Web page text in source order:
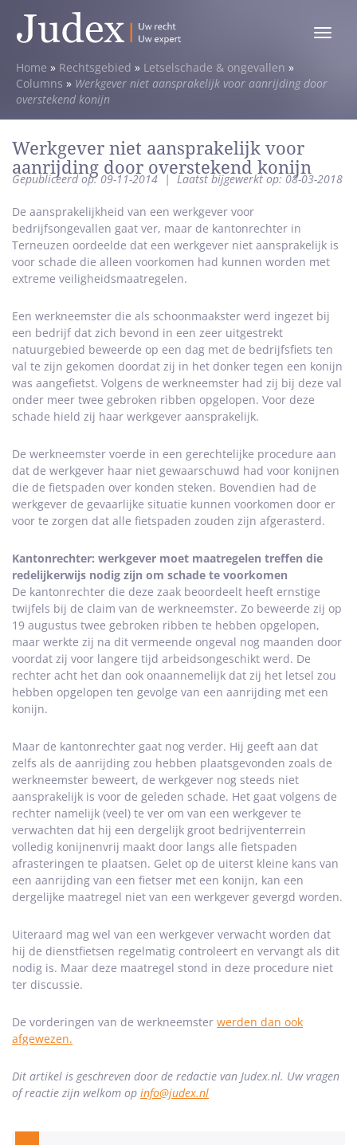
Toggle
Home » Rechtsgebied » Letselschade & ongevallen »
Columns » Werkgever niet aansprakelijk voor aanrijding door
overstekend konijn
Werkgever niet aansprakelijk voor
aanrijding door overstekend konijn
Gepubliceerd op: 09-11-2014 |Laatst bijgewerkt op: 08-03-2018
De aansprakelijkheid van een werkgever voor
bedrijfsongevallen gaat ver, maar de kantonrechter in
Terneuzen oordeelde dat een werkgever niet aansprakelijk is
voor schade die alleen voorkomen had kunnen worden met
extreme veiligheidsmaatregelen.
Een werkneemster die als schoonmaakster werd ingezet bij
een bedrijf dat zich bevond in een zeer uitgestrekt
natuurgebied beweerde op een dag met de bedrijfsfiets ten
val te zijn gekomen doordat zij in het donker tegen een konijn
was aangefietst. Volgens de werkneemster had zij bij deze val
onder meer twee gebroken ribben opgelopen. Voor deze
schade hield zij haar werkgever aansprakelijk.
De werkneemster voerde in een gerechtelijke procedure aan
dat de werkgever haar niet gewaarschuwd had voor konijnen
die de fietspaden over konden steken. Bovendien had de
werkgever de gevaarlijke situatie kunnen voorkomen door er
voor te zorgen dat alle fietspaden zouden zijn afgerasterd.
Kantonrechter: werkgever moet maatregelen treffen die
redelijkerwijs nodig zijn om schade te voorkomen
De kantonrechter die deze zaak beoordeelt heeft ernstige
twijfels bij de claim van de werkneemster. Zo beweerde zij op
19 augustus twee gebroken ribben te hebben opgelopen,
maar werkte zij na dit vermeende ongeval nog maanden door
voordat zij voor langere tijd arbeidsongeschikt werd. De
rechter acht het dan ook onaannemelijk dat zij het letsel zou
hebben opgelopen ten gevolge van een aanrijding met een
konijn.
Maar de kantonrechter gaat nog verder. Hij geeft aan dat
zelfs als de aanrijding zou hebben plaatsgevonden zoals de
werkneemster beweert, de werkgever nog steeds niet
aansprakelijk is voor de geleden schade. Het gaat volgens de
rechter namelijk (veel) te ver om van een werkgever te
verwachten dat hij een dergelijk groot bedrijventerrein
volledig konijnenvrij maakt door langs alle fietspaden
afrasteringen te plaatsen. Gelet op de uiterst kleine kans van
een aanrijding van een fietser met een konijn, kan een
dergelijke maatregel niet van een werkgever gevergd worden.
Uiteraard mag wel van een werkgever verwacht worden dat
hij de dienstfietsen regelmatig controleert en vervangt als dit
nodig is. Maar deze maatregel stond in deze procedure niet
ter discussie.
De vorderingen van de werkneemster werden dan ook
afgewezen.
Dit artikel is geschreven door de redactie van Judex.nl. Uw vragen
of reactie zijn welkom op info@judex.nl